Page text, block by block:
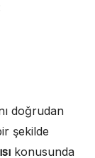
doğrudan
şekilde
konusunda